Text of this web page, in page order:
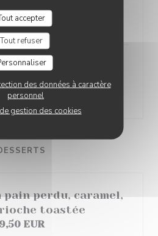
accepter
Tout refuser
des données à caractère
personnel
gestion des cookies
ou salade
22,00 EUR
à cœur, sauce au
ou salade
24,00 EUR
perdu, caramel,
toastée
9,50 EUR